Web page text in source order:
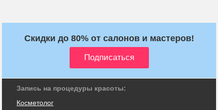
Скидки до 80% от салонов и мастеров!
Запись на процедуры красоты:
Косметолог